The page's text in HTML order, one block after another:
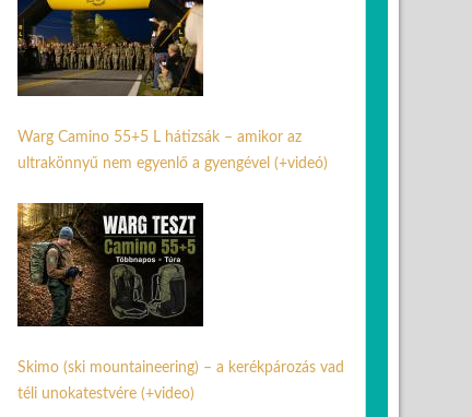
Warg Camino 55+5 L hátizsák – amikor az
ultrakönnyű nem egyenlő a gyengével (+videó)
Skimo (ski mountaineering) – a kerékpározás vad
téli unokatestvére (+video)